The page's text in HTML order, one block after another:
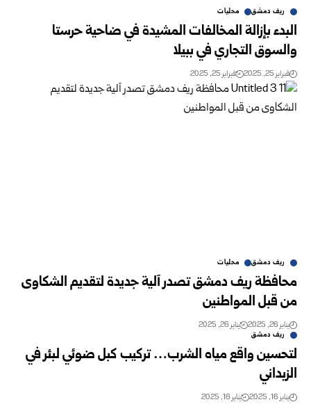
ريف دمشق محليات
البدء بإزالة المخالفات المشيدة في ضاحية حرستا
والسوق التجاري في ‏ببيلا
فبراير 25, 2025 فبراير 25, 2025
ريف دمشق محليات
محافظة ريف دمشق تصدر آلية جديدة لتقديم الشكاوى
من قبل المواطنين ‏
يناير 26, 2025 يناير 26, 2025
ريف دمشق
لتحسين واقع مياه الشرب… تركيب كبل ضوئي لبئر في
الزبداني
يناير 16, 2025 يناير 16, 2025